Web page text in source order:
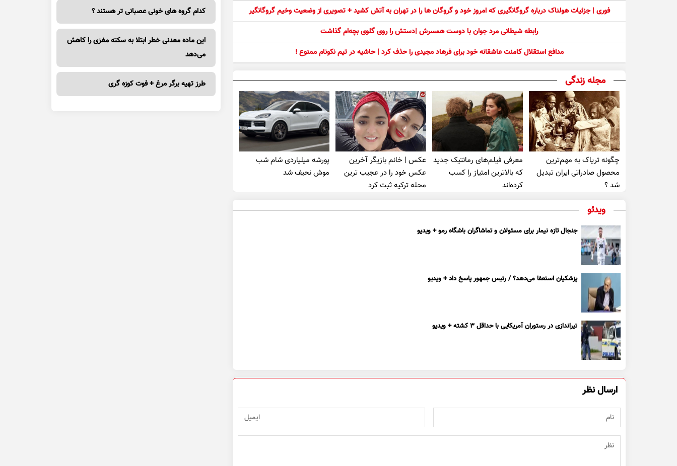
فوری | جزئیات هولناک درباره گروگانگیری که امروز خود و گروگان ها را در تهران به آتش کشید + تصویری از وضعیت وخیم گروگانگیر
رابطه شیطانی مرد جوان با دوست همسرش |دستش را روی گلوی بچه‌ام گذاشت
مدافع استقلال کامنت عاشقانه خود برای فرهاد مجیدی را حذف کرد | حاشیه در تیم نکونام ممنوع !
مجله زندگی
چگونه تریاک به مهم‌ترین
محصول صادراتی ایران تبدیل
شد ؟
معرفی فیلم‌های رمانتیک جدید
که بالاترین امتیاز را کسب
کرده‌اند
عکس | خانم بازیگر آخرین
عکس خود را در عجیب ترین
محله ترکیه ثبت کرد
پورشه میلیاردی شام شب
موش‌ نحیف شد
ویدئو
جنجال تازه نیمار برای مسئولان و تماشاگران باشگاه رمو + ویدیو
پزشکیان استعفا می‌دهد؟ / رئیس جمهور پاسخ داد + ویدیو
تیراندازی در رستوران آمریکایی با حداقل ۳ کشته + ویدیو
ارسال نظر
کدام گروه های خونی عصبانی تر هستند ؟
این ماده معدنی خطر ابتلا به سکته مغزی را کاهش
می‌دهد
طرز تهیه برگر مرغ + فوت کوزه گری